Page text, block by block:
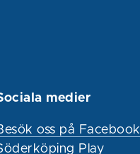
medier
oss på Facebook
Play